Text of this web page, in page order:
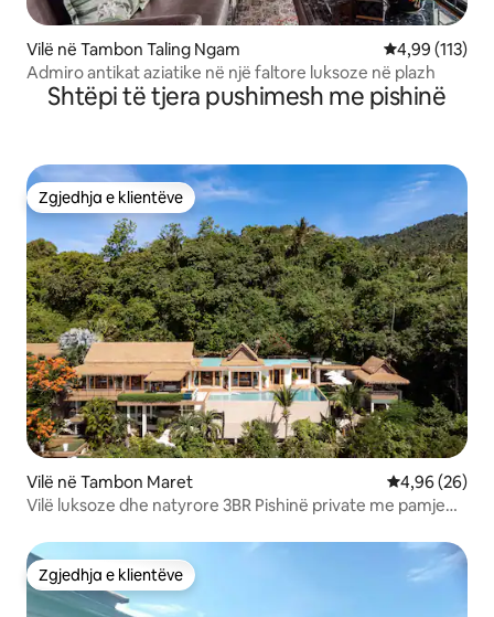
Vilë në Tambon Taling Ngam Vlerësimi
4,99 (113)
Admiro antikat aziatike në një faltore luksoze në plazh
Shtëpi të tjera pushimesh me pishinë
Zgjedhja e klientëve
Zgjedhja e klientëve
Vilë në Tambon Maret Vlerësimi
4,96 (26)
Vilë luksoze dhe natyrore 3BR Pishinë private me pamje
Zgjedhja e klientëve
Zgjedhja e klientëve